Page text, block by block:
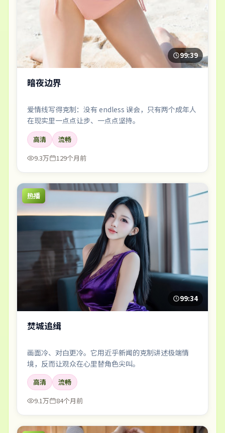
99:39
暗夜边界
爱情线写得克制：没有 endless 误会，只有两个成年人
在现实里一点点让步、一点点坚持。
高清
流畅
9.3万
129个月前
热播
99:34
焚城追缉
画面冷、对白更冷。它用近乎新闻的克制讲述极端情
境，反而让观众在心里替角色尖叫。
高清
流畅
9.1万
84个月前